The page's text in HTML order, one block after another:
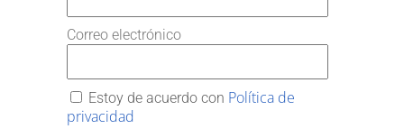
Correo electrónico
Estoy de acuerdo con Política de
privacidad